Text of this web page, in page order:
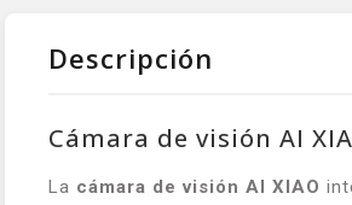
Descripción
Cámara de visión AI
La cámara de visión AI XIAO